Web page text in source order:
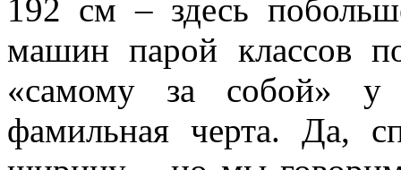
192 см – здесь
машин парой классов
«самому за собой»
фамильная черта. Да,